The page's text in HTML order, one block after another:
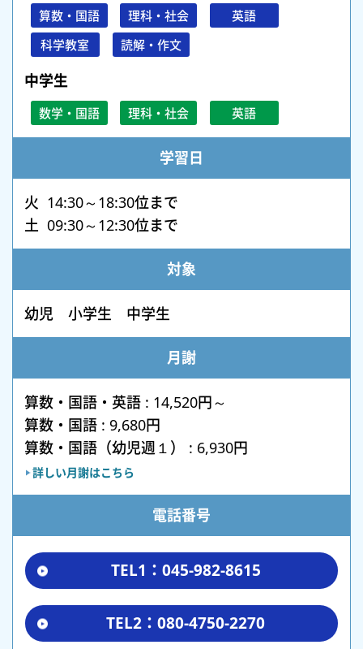
算数・国語 理科・社会
英語
科学教室
読解・作文
中学生
数学・国語 理科・社会 英語
学習日
火 14:30～18:30位まで
土 09:30～12:30位まで
対象
幼児 小学生 中学生
月謝
算数・国語・英語 : 14,520円～
算数・国語 : 9,680円
算数・国語（幼児週１） : 6,930円
詳しい月謝はこちら
電話番号
TEL1：045-982-8615
TEL2：080-4750-2270